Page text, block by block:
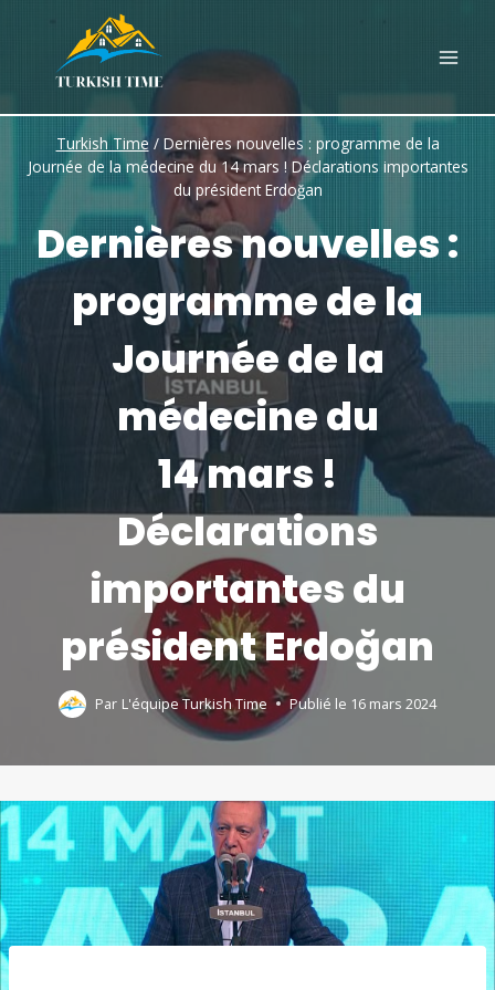
content
Turkish Time/ Dernières nouvelles : programme de la
Journée de la médecine du 14 mars ! Déclarations importantes
du président Erdoğan
Dernières nouvelles :
programme de la
Journée de la
médecine du
14 mars !
Déclarations
importantes du
président Erdoğan
Par L'équipe Turkish Time Publié le 16 mars 2024